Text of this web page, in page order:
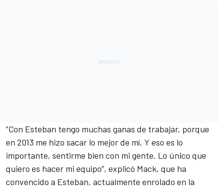
“Con Esteban tengo muchas ganas de trabajar, porque
en 2013 me hizo sacar lo mejor de mí. Y eso es lo
importante, sentirme bien con mi gente. Lo único que
quiero es hacer mi equipo”, explicó Mack, que ha
convencido a Esteban, actualmente enrolado en la